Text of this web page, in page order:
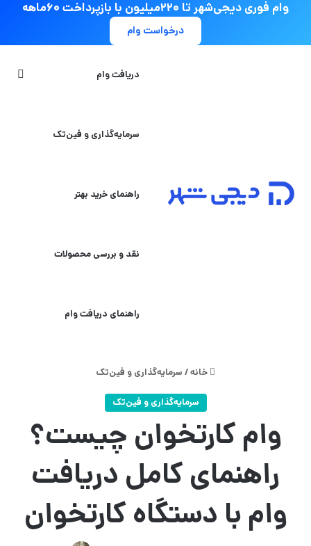
وام فوری دیجی‌شهر تا ۲۲۰میلیون با بازپرداخت ۶۰ماهه
درخواست وام
دریافت وام
سرمایه‌گذاری و فین‌تک
راهنمای خرید بهتر
نقد و بررسی محصولات
راهنمای دریافت وام
خانه/ سرمایه‌گذاری و فین‌تک
سرمایه‌گذاری و فین‌تک
وام کارتخوان چیست؟
راهنمای کامل دریافت
وام با دستگاه کارتخوان